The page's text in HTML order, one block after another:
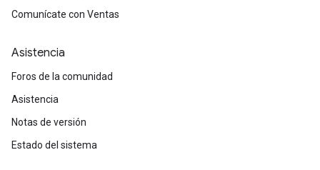
Comunícate con Ventas
Asistencia
Foros de la comunidad
Asistencia
Notas de versión
Estado del sistema